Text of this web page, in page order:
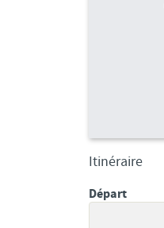
Itinéraire
Départ